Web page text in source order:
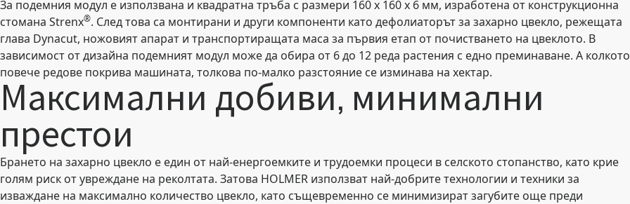
За подемния модул е използвана и квадратна тръба с размери 160 x 160 x 6 мм, изработена от конструкционна
стомана Strenx®. След това са монтирани и други компоненти като дефолиаторът за захарно цвекло, режещата
глава Dynacut, ножовият апарат и транспортиращата маса за първия етап от почистването на цвеклото. В
зависимост от дизайна подемният модул може да обира от 6 до 12 реда растения с едно преминаване. А колкото
повече редове покрива машината, толкова по-малко разстояние се изминава на хектар.
Максимални добиви, минимални
престои
Брането на захарно цвекло е един от най-енергоемките и трудоемки процеси в селското стопанство, като крие
голям риск от увреждане на реколтата. Затова HOLMER използват най-добрите технологии и техники за
изваждане на максимално количество цвекло, като същевременно се минимизират загубите още преди